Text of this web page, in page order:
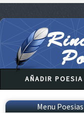
AÑADIR POESIA
Menu Poesias